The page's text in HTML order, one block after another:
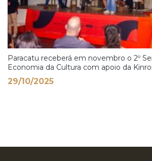
Paracatu receberá em novembro o 2º
Economia da Cultura com apoio da
29/10/2025